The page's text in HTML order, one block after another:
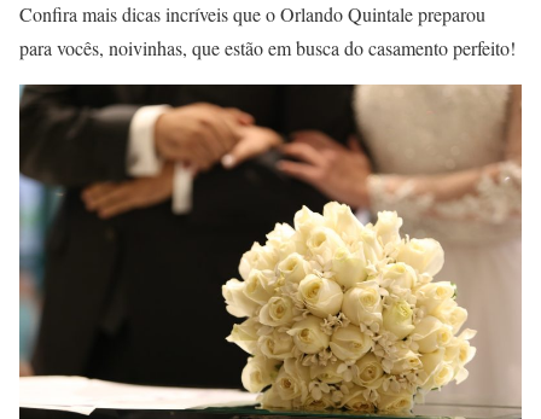
Confira mais dicas incríveis que o Orlando Quintale preparou
para vocês, noivinhas, que estão em busca do casamento perfeito!